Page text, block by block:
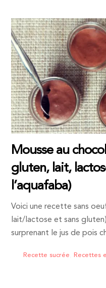
Mousse au
gluten, lait,
l’aquafaba)
Voici une recette sans
lait/lactose et sans
surprenant le jus de pois
Recette sucrée Recettes